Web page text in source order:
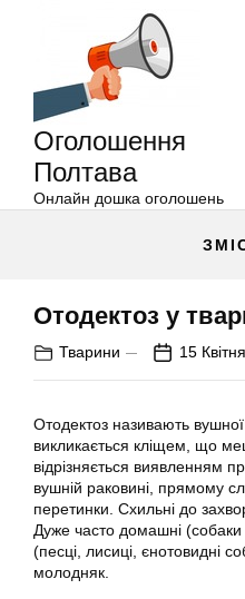
Оголошення
Полтава
Онлайн дошка оголошень
Отодектоз у
Тварини 15
Отодектоз називають
викликається кліщем, що
відрізняється виявленням
вушній раковині, прямому
перетинки. Схильні до
Дуже часто домашні (собаки
(песці, лисиці, єнотовидні
молодняк.